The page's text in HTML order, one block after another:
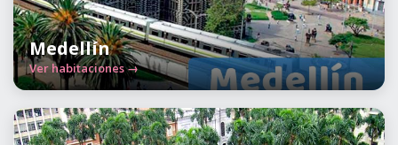
Medellín
Ver habitaciones →